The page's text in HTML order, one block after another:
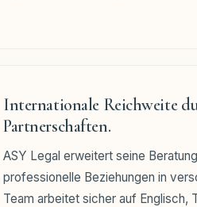
Internationale Reichweite
Partnerschaften.
ASY Legal erweitert seine
professionelle Beziehungen in
Team arbeitet sicher auf Englisch,